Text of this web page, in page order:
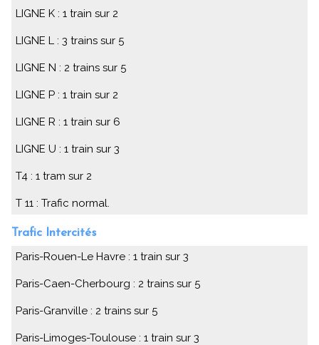
LIGNE K : 1 train sur 2
LIGNE L : 3 trains sur 5
LIGNE N : 2 trains sur 5
LIGNE P : 1 train sur 2
LIGNE R : 1 train sur 6
LIGNE U : 1 train sur 3
T4 : 1 tram sur 2
T 11 : Trafic normal.
Trafic Intercités
Paris-Rouen-Le Havre : 1 train sur 3
Paris-Caen-Cherbourg : 2 trains sur 5
Paris-Granville : 2 trains sur 5
Paris-Limoges-Toulouse : 1 train sur 3